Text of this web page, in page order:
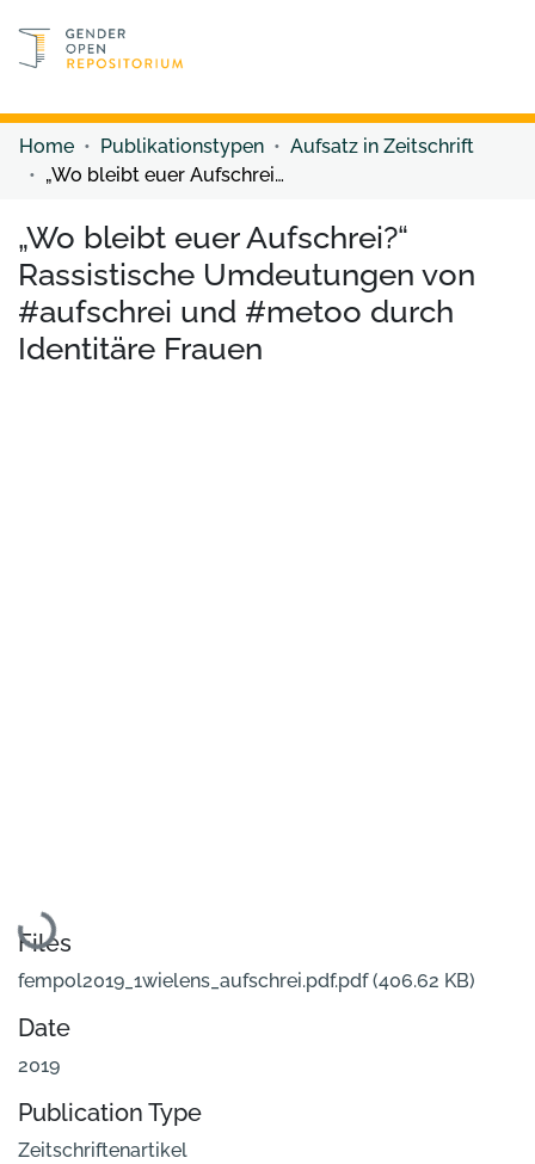
Discover content
Home Publikationstypen
Aufsatz in Zeitschrift
„Wo bleibt euer Aufschrei?“ Rassistische Umdeutungen von #aufschrei und #metoo durch Identitäre Frauen
„Wo bleibt euer Aufschrei?“
Rassistische Umdeutungen von
#aufschrei und #metoo durch
Identitäre Frauen
Loading...
Files
fempol2019_1wielens_aufschrei.pdf.pdf(406.62 KB)
Date
2019
Publication Type
Zeitschriftenartikel